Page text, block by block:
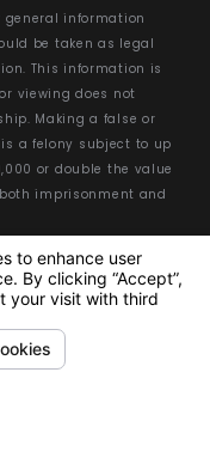
general information
be taken as legal
This information is
viewing does not
Making a false or
a felony subject to up
or double the value
imprisonment and
Choices